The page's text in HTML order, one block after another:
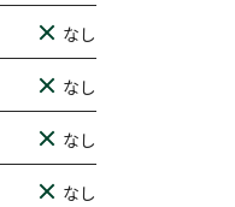
なし
なし
なし
なし